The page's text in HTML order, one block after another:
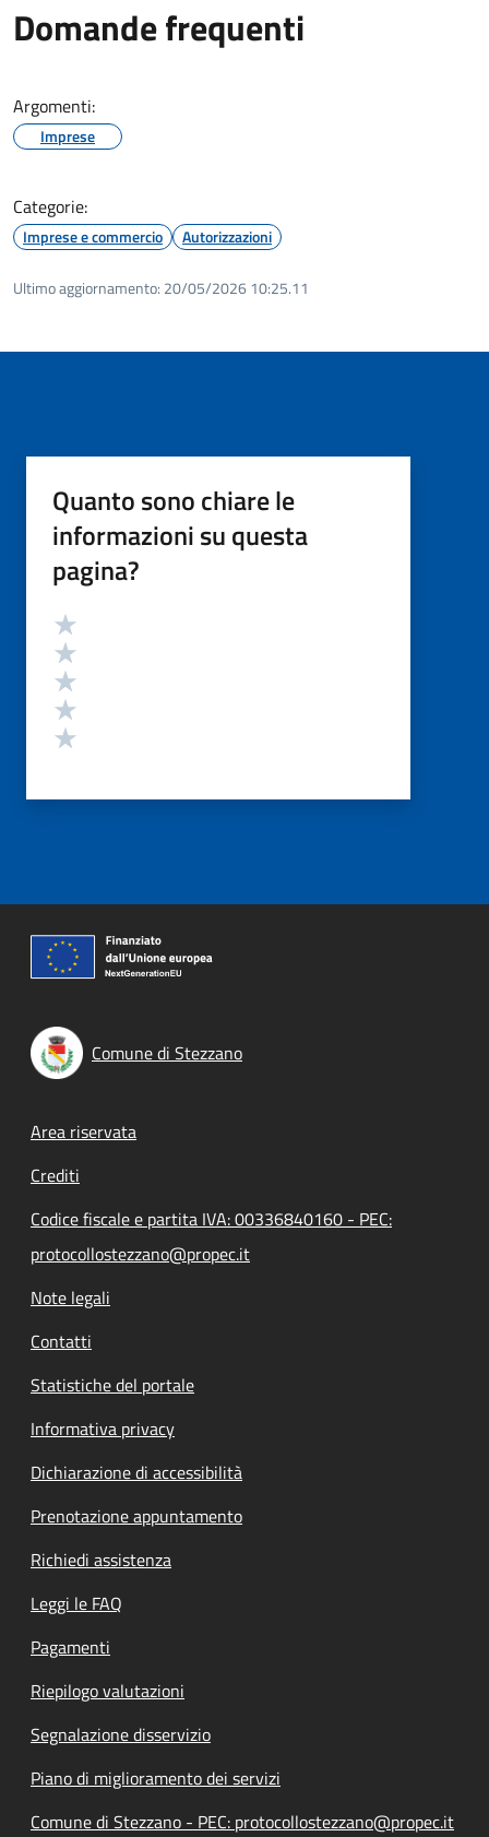
Domande frequenti
Argomenti:
Imprese
Categorie:
Imprese e commercio Autorizzazioni
Ultimo aggiornamento: 20/05/2026 10:25.11
Quanto sono chiare le
informazioni su questa
pagina?
Valutazione
Comune di Stezzano
Footer menu
Area riservata
Crediti
Codice fiscale e partita IVA: 00336840160 - PEC:
protocollostezzano@propec.it
Note legali
Contatti
Statistiche del portale
Informativa privacy
Dichiarazione di accessibilità
Prenotazione appuntamento
Richiedi assistenza
Leggi le FAQ
Pagamenti
Riepilogo valutazioni
Segnalazione disservizio
Piano di miglioramento dei servizi
Comune di Stezzano - PEC: protocollostezzano@propec.it